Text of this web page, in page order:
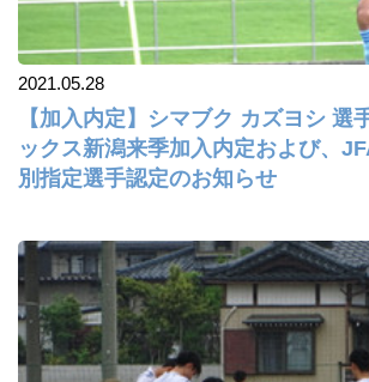
2021.05.28
【加入内定】シマブク カズヨシ
ックス新潟来季加入内定および、
別指定選手認定のお知らせ